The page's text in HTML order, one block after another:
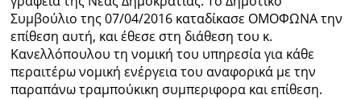
Συμβούλιο της 07/04/2016 καταδίκασε ΟΜΟΦΩΝΑ την
επίθεση αυτή, και έθεσε στη διάθεση του κ.
Κανελλόπουλου τη νομική του υπηρεσία για κάθε
περαιτέρω νομική ενέργεια του αναφορικά με την
παραπάνω τραμπούκικη συμπεριφορα και επίθεση.